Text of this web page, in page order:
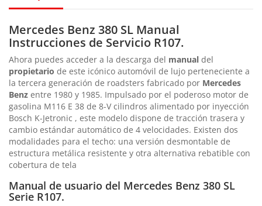
Mercedes Benz 380 SL Manual
Instrucciones de Servicio R107.
Ahora puedes acceder a la descarga del manual del
propietario de este icónico automóvil de lujo perteneciente a
la tercera generación de roadsters fabricado por Mercedes
Benz entre 1980 y 1985. Impulsado por el poderoso motor de
gasolina M116 E 38 de 8-V cilindros alimentado por inyección
Bosch K-Jetronic , este modelo dispone de tracción trasera y
cambio estándar automático de 4 velocidades. Existen dos
modalidades para el techo: una versión desmontable de
estructura metálica resistente y otra alternativa rebatible con
cobertura de tela
Manual de usuario del Mercedes Benz 380 SL
Serie R107.